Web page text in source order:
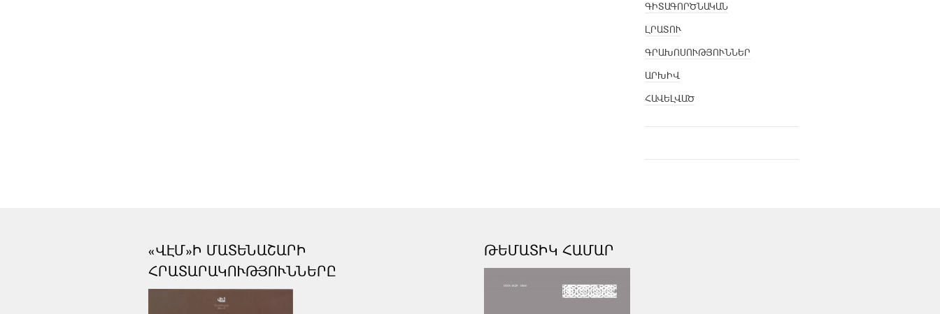
ԳԻՏԱԳՈՐԾՆԱԿԱՆ
ԼՐԱՏՈՒ
ԳՐԱԽՈՍՈՒԹՅՈՒՆՆԵՐ
ԱՐԽԻՎ
ՀԱՎԵԼՎԱԾ
«ՎԷՄ»Ի ՄԱՏԵՆԱՇԱՐԻ
ՀՐԱՏԱՐԱԿՈՒԹՅՈՒՆՆԵՐԸ
ԹԵՄԱՏԻԿ ՀԱՄԱՐ